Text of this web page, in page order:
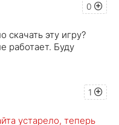
0
скачать эту игру?
работает. Буду
1
устарело, теперь